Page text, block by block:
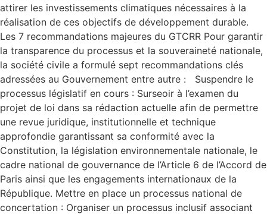
attirer les investissements climatiques nécessaires à la
réalisation de ces objectifs de développement durable.
Les 7 recommandations majeures du GTCRR Pour garantir
la transparence du processus et la souveraineté nationale,
la société civile a formulé sept recommandations clés
adressées au Gouvernement entre autre : Suspendre le
processus législatif en cours : Surseoir à l’examen du
projet de loi dans sa rédaction actuelle afin de permettre
une revue juridique, institutionnelle et technique
approfondie garantissant sa conformité avec la
Constitution, la législation environnementale nationale, le
cadre national de gouvernance de l’Article 6 de l’Accord de
Paris ainsi que les engagements internationaux de la
République. Mettre en place un processus national de
concertation : Organiser un processus inclusif associant